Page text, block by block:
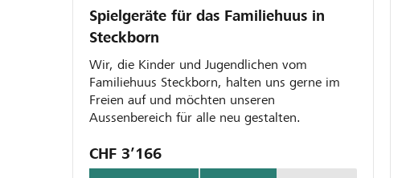
Spielgeräte für das Familiehuus in
Steckborn
Wir, die Kinder und Jugendlichen vom
Familiehuus Steckborn, halten uns gerne im
Freien auf und möchten unseren
Aussenbereich für alle neu gestalten.
CHF 3’166